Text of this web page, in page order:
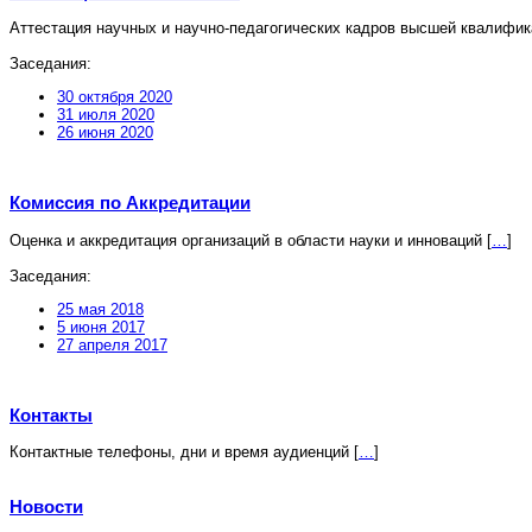
Аттестация научных и научно-педагогических кадров высшей
Заседания:
30 октября 2020
31 июля 2020
26 июня 2020
Комиссия по Аккредитации
Оценка и аккредитация организаций в области науки и инноваций [
]
Заседания:
25 мая 2018
5 июня 2017
27 апреля 2017
Контакты
Контактные телефоны, дни и время аудиенций [ ]
Новости